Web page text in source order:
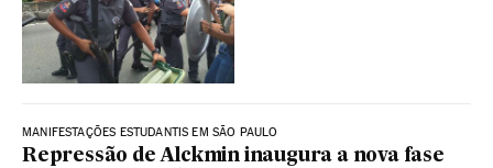
MANIFESTAÇÕES ESTUDANTIS EM SÃO PAULO
Repressão de Alckmin inaugura a nova fase